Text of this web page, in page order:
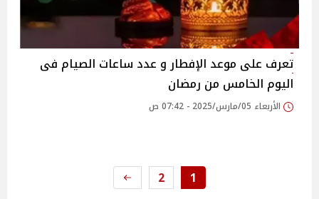
تعرف على موعد الإفطار و عدد ساعات الصيام فى
اليوم الخامس من رمضان
الأربعاء 05/مارس/2025 - 07:42 ص
1
2